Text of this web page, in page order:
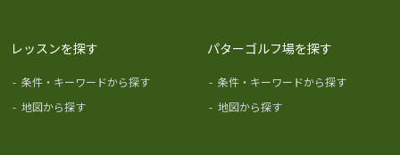
レッスンを探す
- 条件・キーワードから探す
- 地図から探す
パターゴルフ場を探す
- 条件・キーワードから探す
- 地図から探す